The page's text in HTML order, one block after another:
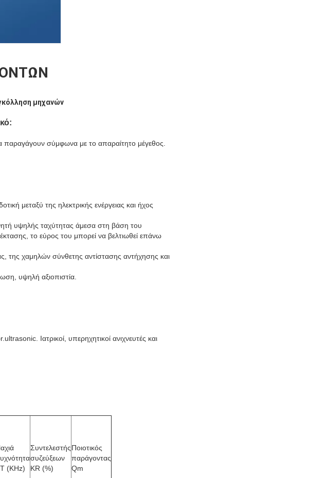
μηχανών
παραγάγουν σύμφωνα με το απαραίτητο μέγεθος.
μεταξύ της ηλεκτρικής ενέργειας και ήχος
υψηλής ταχύτητας άμεσα στη βάση του
το εύρος του μπορεί να βελτιωθεί επάνω
της χαμηλών σύνθετης αντίστασης αντήχησης και
υψηλή αξιοπιστία.
Ιατρικοί, υπερηχητικοί ανιχνευτές και
(KHz)
Συντελεστής
συζεύξεων
KR (%)
Ποιοτικός
παράγοντας
Qm